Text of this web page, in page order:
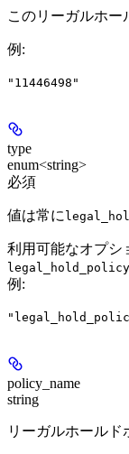
このリーガルホー
例 :
"11446498"
type
enum<string>
必須
値は常に
利用可能なオプシ
legal_hold_policy
例 :
policy_name
string
リーガルホールド